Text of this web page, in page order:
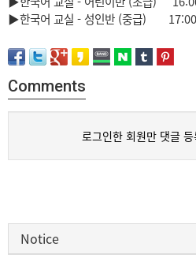
▶한국어 교실 - 성인반 (중급) 17:00
Comments
로그인한 회원만 댓글
Notice